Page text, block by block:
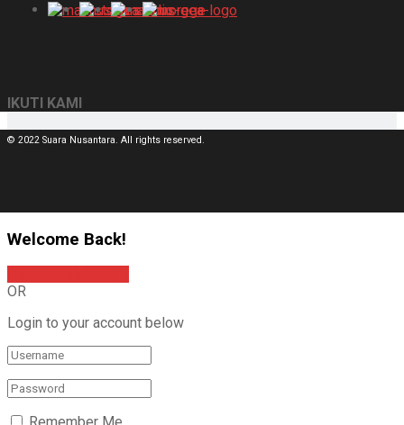
IKUTI KAMI
© 2022 Suara Nusantara. All rights reserved.
Welcome Back!
OR
Login to your account below